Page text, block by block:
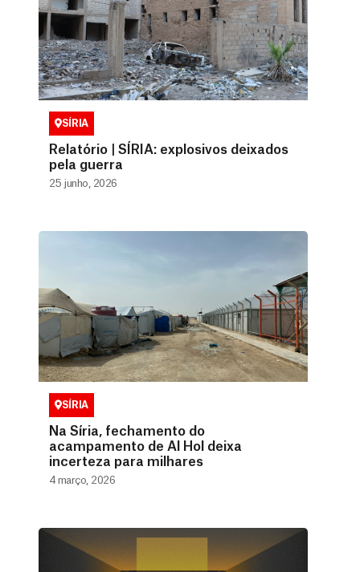
SÍRIA
Relatório | SÍRIA: explosivos deixados
pela guerra
25 junho, 2026
SÍRIA
Na Síria, fechamento do
acampamento de Al Hol deixa
incerteza para milhares
4 março, 2026